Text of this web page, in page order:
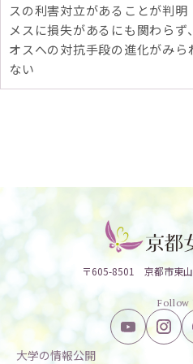
スの利害対立があることが判明
メスに損失があるにも関わらず、
オスへの対抗手段の進化がみら
ない
〒605-8501 京都市東
Follow
大学の情報公開